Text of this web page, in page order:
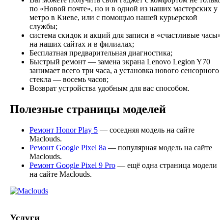
по «Новой почте», но и в одной из наших мастерских у
метро в Киеве, или с помощью нашей курьерской
службы;
система скидок и акций для записи в «счастливые
на наших сайтах и в филиалах;
Бесплатная предварительная диагностика;
Быстрый ремонт — замена экрана Lenovo Legion Y70
занимает всего три часа, а установка нового сенсорного
стекла — восемь часов;
Возврат устройства удобным для вас способом.
Полезные страницы моделей
Ремонт Honor Play 5 — соседняя модель на сайте
Maclouds.
Ремонт Google Pixel 8a — популярная модель на сайте
Maclouds.
Ремонт Google Pixel 9 Pro — ещё одна страница модели
на сайте Maclouds.
Услуги